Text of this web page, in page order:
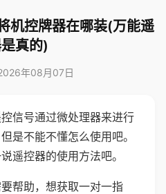
机控牌器在哪装(万能遥
真的)
年08月07日
信号通过微处理器来进行
是不能不懂怎么使用吧。
遥控器的使用方法吧。
帮助，想获取一对一指